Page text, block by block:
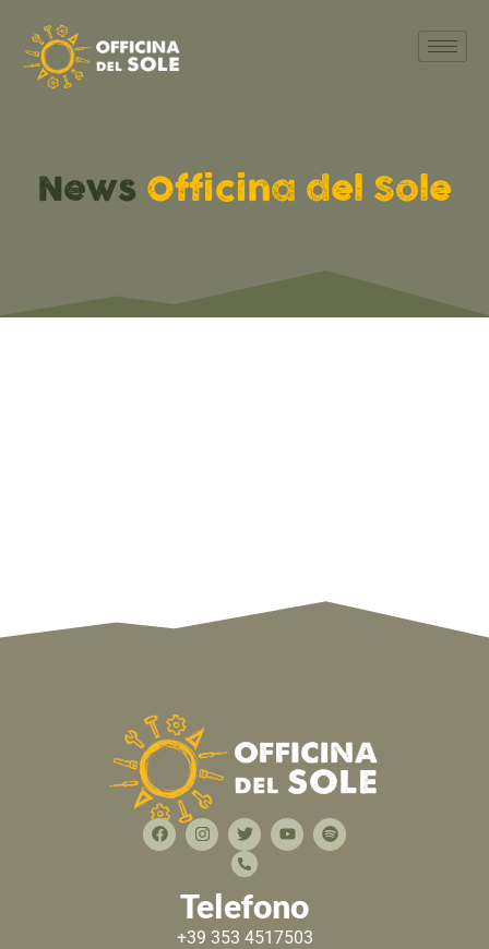
News Officina del Sole
Telefono
+39 353 4517503